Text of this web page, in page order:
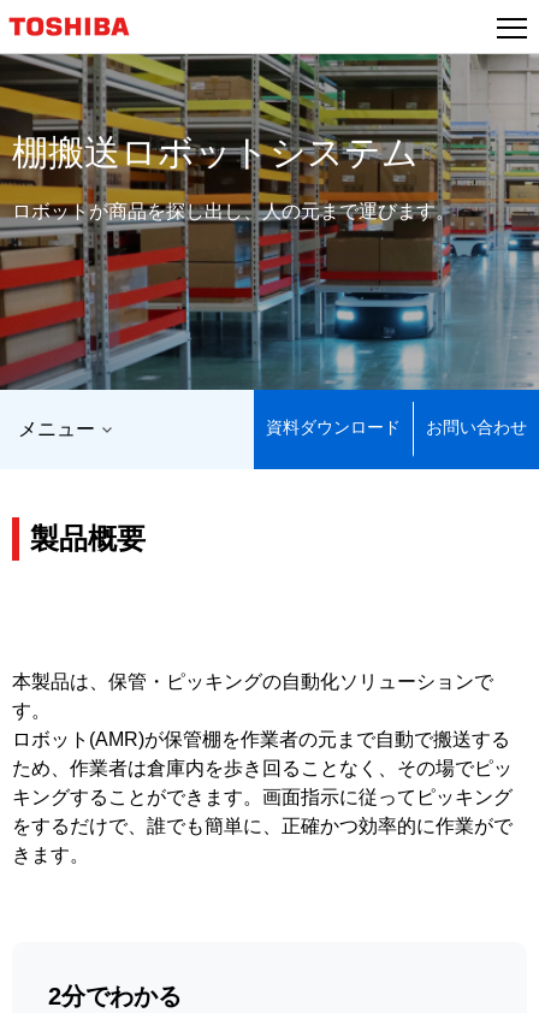
棚搬送ロボットシステム
ロボットが商品を探し出し、人の元まで運びます。
メニュー 資料ダウンロード お問い合わせ
製品概要
本製品は、保管・ピッキングの自動化ソリューションで
す。
ロボット(AMR)が保管棚を作業者の元まで自動で搬送する
ため、作業者は倉庫内を歩き回ることなく、その場でピッ
キングすることができます。画面指示に従ってピッキング
をするだけで、誰でも簡単に、正確かつ効率的に作業がで
きます。
2分でわかる